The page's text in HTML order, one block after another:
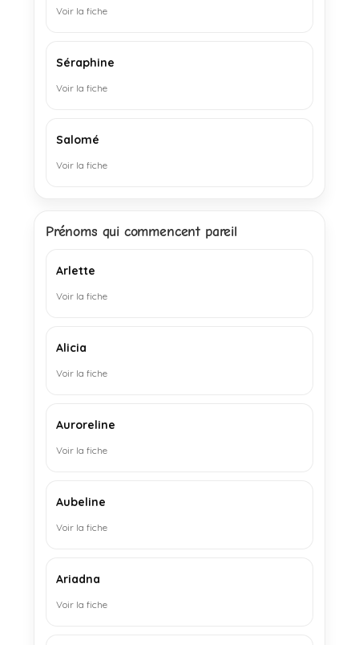
Voir la fiche
Séraphine
Voir la fiche
Salomé
Voir la fiche
Prénoms qui commencent pareil
Arlette
Voir la fiche
Alicia
Voir la fiche
Auroreline
Voir la fiche
Aubeline
Voir la fiche
Ariadna
Voir la fiche